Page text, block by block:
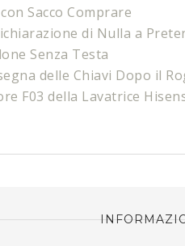
Sacco Comprare
di Nulla a
Senza Testa
delle Chiavi Dopo il
F03 della Lavatrice